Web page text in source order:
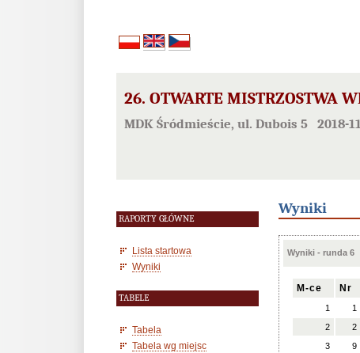
26. OTWARTE MISTRZOSTWA
MDK Śródmieście, ul. Dubois 5 2018-
RAPORTY GŁÓWNE
Lista startowa
Wyniki
TABELE
Tabela
Tabela wg miejsc
Wyniki
Wyniki - runda 6
M-ce Nr
1 1
2
2
3
9